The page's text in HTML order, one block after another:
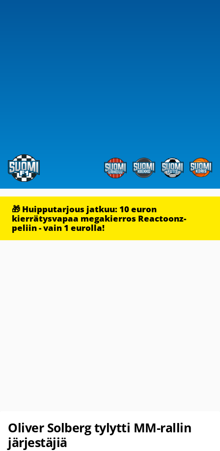
🎁 Huipputarjous jatkuu: 10 euron
kierrätysvapaa megakierros Reactoonz-
peliin - vain 1 eurolla!
Oliver Solberg tylytti MM-rallin
järjestäjiä